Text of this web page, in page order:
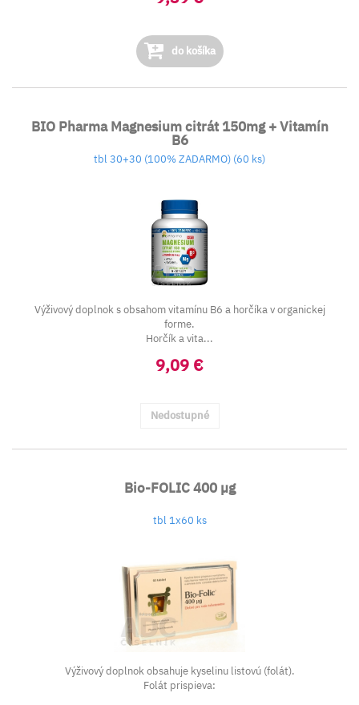
do košíka
BIO Pharma Magnesium citrát 150mg + Vitamín
B6
tbl 30+30 (100% ZADARMO) (60 ks)
Výživový doplnok s obsahom vitamínu B6 a horčíka v organickej
forme.
Horčík a vita...
9,09 €
Nedostupné
Bio-FOLIC 400 µg
tbl 1x60 ks
Výživový doplnok obsahuje kyselinu listovú (folát).
Folát prispieva: